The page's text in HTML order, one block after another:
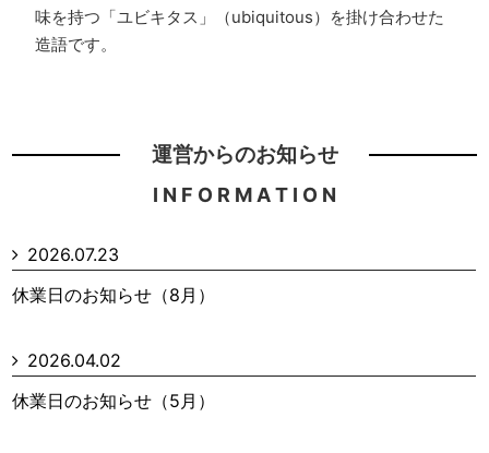
味を持つ「ユビキタス」（ubiquitous）を掛け合わせた
造語です。
運営からのお知らせ
I N F O R M A T I O N
2026.07.23
休業日のお知らせ（8月）
2026.04.02
休業日のお知らせ（5月）